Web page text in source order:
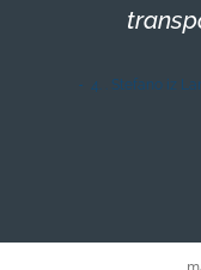
4. . Stefano iz